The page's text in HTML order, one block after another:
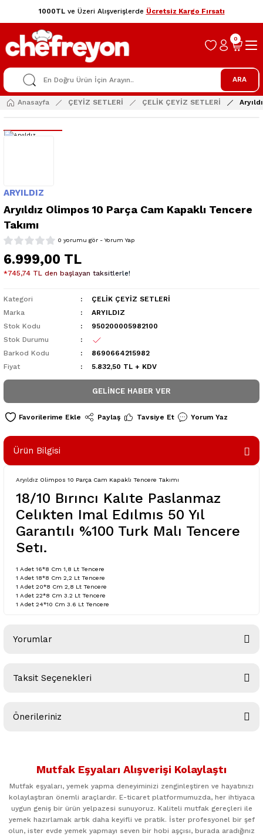
1000TLve Üzeri Alışverişlerde Ücretsiz Kargo Fırsatı
ARA
0
Anasayfa ÇEYİZ SETLERİ ÇELİK ÇEYİZ SETLERİ
ARYILDIZ
Aryıldız Olimpos 10 Parça Cam Kapaklı Tencere
Takımı
0 yorumu gör - Yorum Yap
6.999,00 TL
*745,74 TL den başlayan taksitlerle!
Kategori
ÇELİK ÇEYİZ SETLERİ
Marka
ARYILDIZ
Stok Kodu
950200005982100
Stok Durumu
Barkod Kodu
8690664215982
Fiyat
5.832,50 TL + KDV
GELINCE HABER VER
Paylaş Tavsiye Et Yorum Yaz
Ürün Bilgisi
Aryıldız Olimpos 10 Parça Cam Kapaklı Tencere Takımı
18/10 Bırıncı Kalıte Paslanmaz
Celıkten Imal Edılmıs 50 Yıl
Garantılı %100 Turk Malı Tencere
Setı.
1 Adet 16*8 Cm 1,8 Lt Tencere
1 Adet 18*8 Cm 2,2 Lt Tencere
1 Adet 20*8 Cm 2,8 Lt Tencere
1 Adet 22*8 Cm 3.2 Lt Tencere
1 Adet 24*10 Cm 3.6 Lt Tencere
Yorumlar
Taksit Seçenekleri
Önerileriniz
kullanarak tarafımıza iletebilirsiniz.
Ürün resmi kalitesiz, bozuk veya görüntülenemiyor.
Ürün açıklamasında eksik bilgiler bulunuyor.
Mutfak Eşyaları Alışverişi Kolaylaştı
Mutfak eşyaları, yemek yapma deneyiminizi zenginleştiren ve hayatınızı
kolaylaştıran önemli araçlardır. E-ticaret platformumuzda, her ihtiyaca
uygun geniş bir ürün yelpazesi sunuyoruz. Kaliteli mutfak gereçleri ile
yemek hazırlamak artık daha keyifli ve pratik. İster profesyonel bir şef
olun, ister evde yemek yapmayı seven bir hobi aşçısı, burada aradığınız